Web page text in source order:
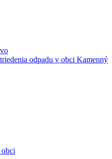
odpadu v obci Kamenný